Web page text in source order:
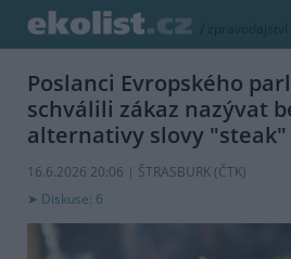
/ zpravodajství
Poslanci Evropského
schválili zákaz nazývat
alternativy slovy
16.6.2026 20:06 | ŠTRASBURK (ČTK)
Diskuse: 6